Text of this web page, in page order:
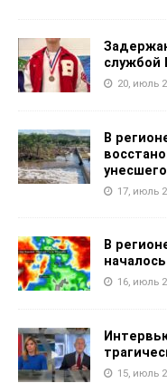
службой
20, июль
В
17, июль
В
16, июль
15, июль